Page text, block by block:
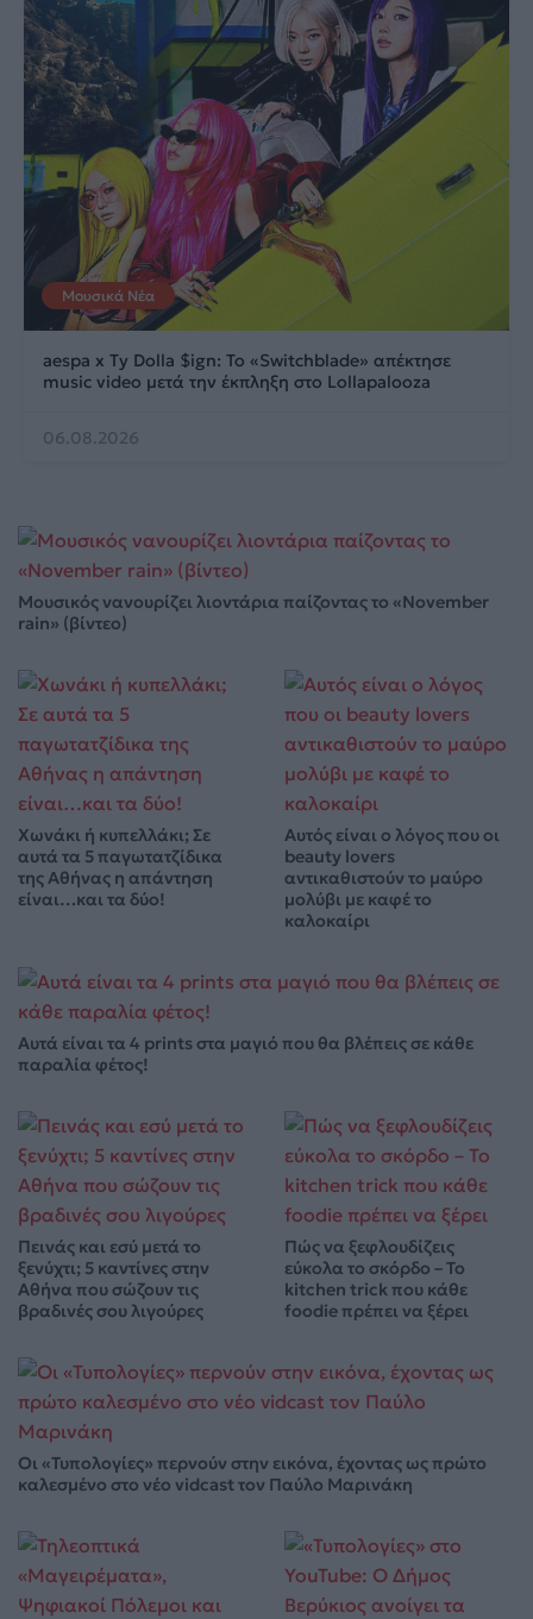
Μουσικά Νέα
aespa x Ty Dolla $ign: Το «Switchblade» απέκτησε
music video μετά την έκπληξη στο Lollapalooza
06.08.2026
Μουσικός νανουρίζει λιοντάρια παίζοντας το «November
rain» (βίντεο)
Χωνάκι ή κυπελλάκι; Σε
αυτά τα 5 παγωτατζίδικα
της Αθήνας η απάντηση
είναι…και τα δύο!
Αυτός είναι ο λόγος που οι
beauty lovers
αντικαθιστούν το μαύρο
μολύβι με καφέ το
καλοκαίρι
Αυτά είναι τα 4 prints στα μαγιό που θα βλέπεις σε κάθε
παραλία φέτος!
Πεινάς και εσύ μετά το
ξενύχτι; 5 καντίνες στην
Αθήνα που σώζουν τις
βραδινές σου λιγούρες
Πώς να ξεφλουδίζεις
εύκολα το σκόρδο – Το
kitchen trick που κάθε
foodie πρέπει να ξέρει
Οι «Τυπολογίες» περνούν στην εικόνα, έχοντας ως πρώτο
καλεσμένο στο νέο vidcast τον Παύλο Μαρινάκη